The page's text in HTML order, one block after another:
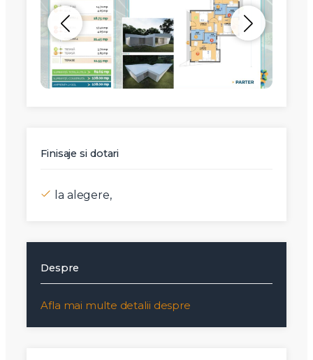
Finisaje si dotari
la alegere,
Despre
Afla mai multe detalii despre